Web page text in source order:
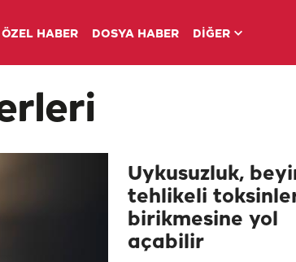
ÖZEL HABER DOSYA HABER DİĞER
Uykusuzluk,
tehlikeli
birikmesine yol
açabilir